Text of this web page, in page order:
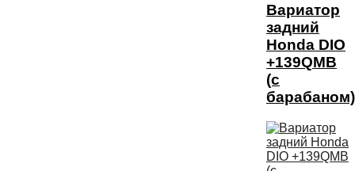
Вариатор
задний
Honda DIO
+139QMB
(с
барабаном)